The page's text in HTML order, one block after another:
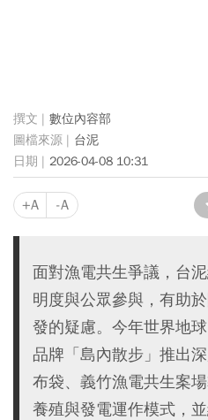
數位內容部
台泥
2026-04-08 10:31
+A -A
面對漁電共生爭議，台
明度與公眾參與，有助
發的疑慮。今年世界地
品牌「島內散步」推出
布袋、義竹漁電共生案
養殖與發電運作模式，